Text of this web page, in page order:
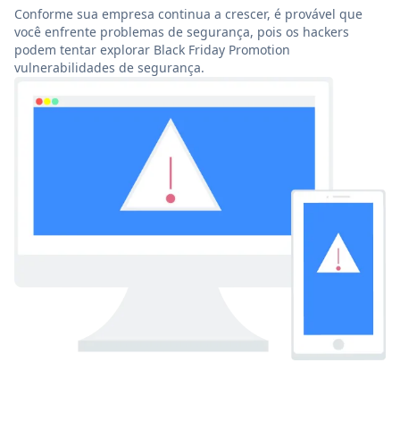
Conforme sua empresa continua a crescer, é provável que
você enfrente problemas de segurança, pois os hackers
podem tentar explorar Black Friday Promotion
vulnerabilidades de segurança.